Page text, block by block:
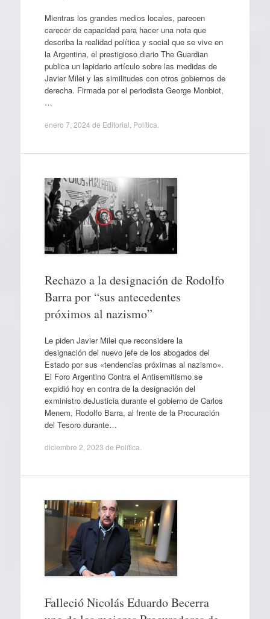
Mientras los grandes medios locales, parecen
carecer de capacidad para hacer una nota que
describa la realidad política y social que se vive en
la Argentina, el prestigioso diario The Guardian
publica un lapidario artículo sobre las medidas de
Javier Milei y las similitudes con otros gobiernos de
derecha. Firmada por el periodista George Monbiot,
…
enero 7, 2024 de Editorial Política
Rechazo a la designación de Rodolfo
Barra por “sus antecedentes
próximos al nazismo”
Le piden Javier Milei que reconsidere la
designación del nuevo jefe de los abogados del
Estado por sus «tendencias próximas al nazismo».
El Foro Argentino Contra el Antisemitismo se
expidió hoy en contra de la designación del
exministro deJusticia durante el gobierno de Carlos
Menem, Rodolfo Barra, al frente de la Procuración
del Tesoro durante…
diciembre 2, 2023 de Política
Falleció Nicolás Eduardo Becerra